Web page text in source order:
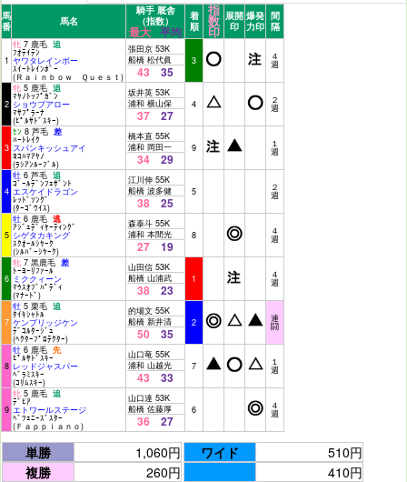
馬
番
馬名
騎手 厩舎
（指数）
最大 平均
着
順
指
数
印
展開
印
爆発
力印
間
隔
1
牝 7 鹿毛 追
ﾌｵﾃｲﾃﾝ
ヤワタレインボー
ｽｲｰﾄﾚｲﾝﾎﾞｰ
(Ｒａｉｎｂｏｗ Ｑｕｅｓｔ)
張田京 53K
船橋 松代眞
43 35
3 ４
週
2
牝 5 鹿毛 追
ﾏﾔﾉﾄｯﾌﾟｶﾞﾝ
ショウブアロー
ﾏｻﾌﾟﾗｰﾅ
(ﾋﾟﾙｻﾄﾞｽｷｰ)
坂井英 53K
浦和 横山保
37 27
4 ２
週
3
ｾﾝ 8 芦毛 差
ﾊｰﾄﾚｲｸ
スパンキッシュアイ
ﾖｺﾊﾏｱﾔﾉ
(ﾗｼｱﾝﾙｰﾌﾞﾙ)
橋本直 55K
浦和 岡田一
34 29
9 １
週
4
牡 6 芦毛 追
ｺﾞｰﾙﾃﾞﾝﾌｪｻﾞﾝﾄ
エスケイドラゴン
ﾚｯﾄﾞｿﾝｸﾞ
(ﾀｰｺﾞﾜｲｽ)
江川伸 55K
船橋 波多健
38 25
5 ２
週
5
牡 6 鹿毛 逃
ｱｼﾞｭﾃﾞｨｹｰﾃｨﾝｸﾞ
シゲタカキング
ｽｸｵｰﾙｼﾔｰｸ
(ｼﾙﾊﾞｰｼﾔｰｸ)
森泰斗 55K
浦和 本間光
27 19
8 ４
週
6
牝 7 黒鹿毛 差
ﾄｰﾖｰﾘﾌｧｰﾙ
ミククィーン
ﾏｳｽｵﾌﾞﾊﾟﾃﾞｨ
(ﾏﾅｰﾄﾞ)
山田信 53K
船橋 山浦武
38 23
1 ４
週
7
牡 5 栗毛 追
ﾀｲｷｼｬﾄﾙ
ケンブリッジケン
ﾃﾞｺﾙﾀｰｼﾞｭ
(ﾍｸﾀｰﾌﾟﾛﾃｸﾀｰ)
的場文 55K
船橋 新井清
50 35
2 連
闘
8
牡 6 鹿毛 先
ﾋﾟﾙｻﾄﾞｽｷｰ
レッドジャスパー
ﾍﾞﾗﾐｽｷｰ
(ｺﾘﾑｽｷｰ)
山口竜 55K
浦和 山越光
43 33
7 １
週
9
牝 5 鹿毛 追
ﾃﾞﾋｱ
エトワールステージ
ﾍﾞﾂｪﾆｰｽﾞｽﾀｰ
(Ｆａｐｐｉａｎｏ)
山口達 53K
船橋 佐藤厚
36 27
6 ４
週
単勝
1,060円
複勝
260円
ワイド
510円
410円